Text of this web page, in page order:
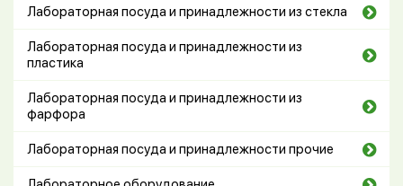
Лабораторная посуда и принадлежности из стекла
Лабораторная посуда и принадлежности из
пластика
Лабораторная посуда и принадлежности из
фарфора
Лабораторная посуда и принадлежности прочие